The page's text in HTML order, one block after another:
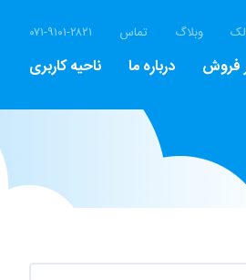
ناحیه کاربری درباره ما فروش
۰۷۱-۹۱۰۱-۲۸۲۱ تماس وبلاگ